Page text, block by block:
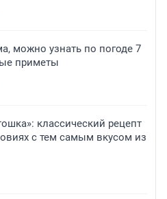
можно узнать по погоде 7
приметы
классический рецепт
с тем самым вкусом из